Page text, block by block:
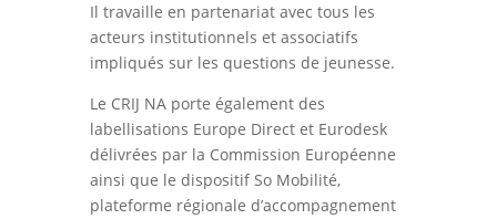
Il travaille en partenariat avec tous les
acteurs institutionnels et associatifs
impliqués sur les questions de jeunesse.
Le CRIJ NA porte également des
labellisations Europe Direct et Eurodesk
délivrées par la Commission Européenne
ainsi que le dispositif So Mobilité,
plateforme régionale d’accompagnement